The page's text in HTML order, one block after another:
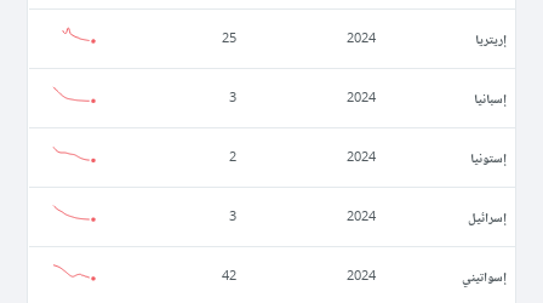
إريتريا 2024
25
إسبانيا 2024
3
إستونيا 2024
2
إسرائيل 2024
3
إسواتيني 2024
42